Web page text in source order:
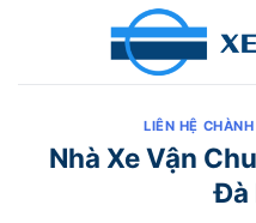
LIÊN HỆ
Nhà Xe Vận
Đà